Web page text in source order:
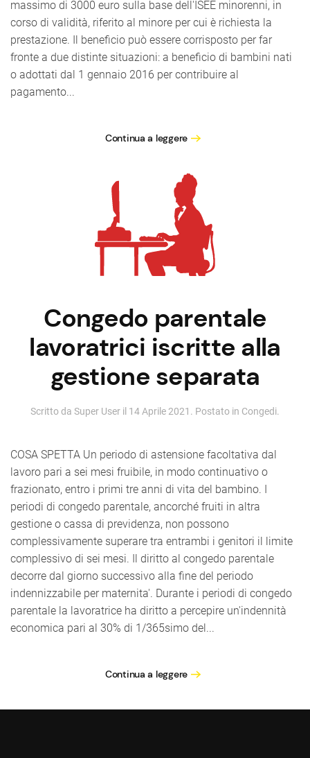
massimo di 3000 euro sulla base dell'ISEE minorenni, in
corso di validità, riferito al minore per cui è richiesta la
prestazione. Il beneficio può essere corrisposto per far
fronte a due distinte situazioni: a beneficio di bambini nati
o adottati dal 1 gennaio 2016 per contribuire al
pagamento...
Continua a leggere
Congedo parentale
lavoratrici iscritte alla
gestione separata
Scritto da Super User il 14 Aprile 2021 . Postato in Congedi.
COSA SPETTA Un periodo di astensione facoltativa dal
lavoro pari a sei mesi fruibile, in modo continuativo o
frazionato, entro i primi tre anni di vita del bambino. I
periodi di congedo parentale, ancorché fruiti in altra
gestione o cassa di previdenza, non possono
complessivamente superare tra entrambi i genitori il limite
complessivo di sei mesi. Il diritto al congedo parentale
decorre dal giorno successivo alla fine del periodo
indennizzabile per maternita'. Durante i periodi di congedo
parentale la lavoratrice ha diritto a percepire un'indennità
economica pari al 30% di 1/365simo del...
Continua a leggere